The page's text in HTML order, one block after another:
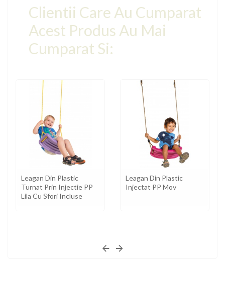
Clientii Care Au Cumparat
Acest Produs Au Mai
Cumparat Si:
Leagan Din Plastic
Turnat Prin Injectie PP
Lila Cu Sfori Incluse
Leagan Din Plastic
Injectat PP Mov